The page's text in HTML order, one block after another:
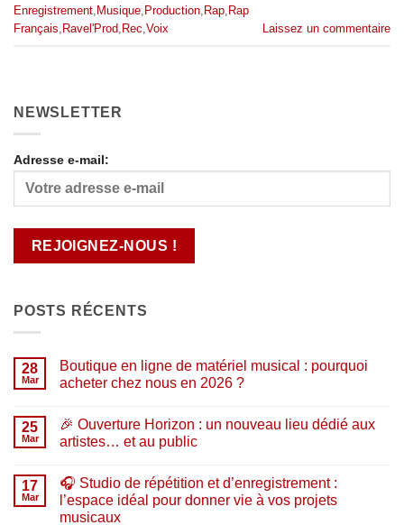
Enregistrement Musique Production Rap Rap
Français Ravel'Prod Rec Voix Laissez un commentaire
NEWSLETTER
Adresse e-mail:
POSTS RÉCENTS
28
Mar
Boutique en ligne de matériel musical : pourquoi
acheter chez nous en 2026 ?
sur
Boutique
en
matériel
musical
pourquoi
25
Mar
🎉 Ouverture Horizon : un nouveau lieu dédié aux
artistes… et au public
sur
🎉
Ouverture
Horizon
17
Mar
🎧 Studio de répétition et d’enregistrement :
l’espace idéal pour donner vie à vos projets
musicaux